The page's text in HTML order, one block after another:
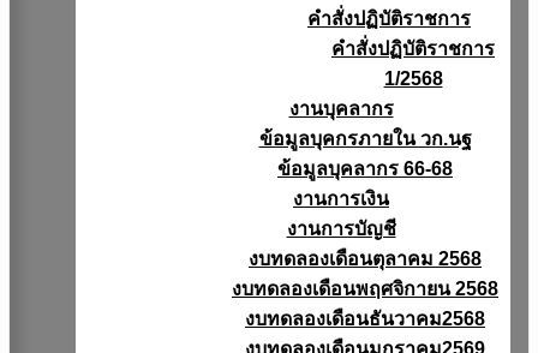
คำสั่งปฏิบัติราชการ
คำสั่งปฏิบัติราชการ
1/2568
งานบุคลากร
ข้อมูลบุคกรภายใน วก.นฐ
ข้อมูลบุคลากร 66-68
งานการเงิน
งานการบัญชี
งบทดลองเดือนตุลาคม 2568
งบทดลองเดือนพฤศจิกายน 2568
งบทดลองเดือนธันวาคม2568
งบทดลองเดือนมกราคม2569